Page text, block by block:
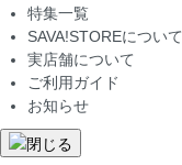
特集一覧
SAVA!STOREについて
実店舗について
ご利用ガイド
お知らせ